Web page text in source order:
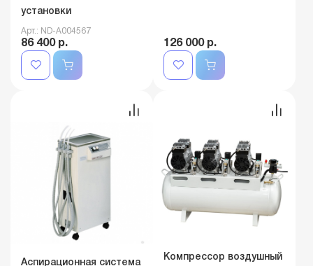
установки
Арт.: ND-A004567
86 400 р. 126 000 р.
Аспирационная система
Компрессор воздушный